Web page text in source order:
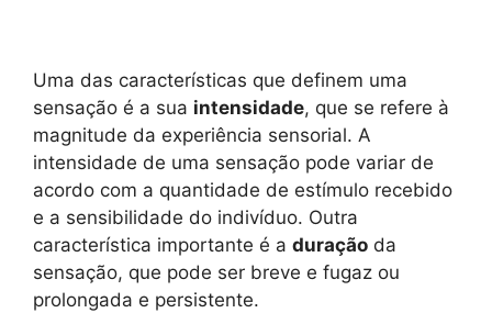
Uma das características que definem uma
sensação é a sua intensidade, que se refere à
magnitude da experiência sensorial. A
intensidade de uma sensação pode variar de
acordo com a quantidade de estímulo recebido
e a sensibilidade do indivíduo. Outra
característica importante é a duração da
sensação, que pode ser breve e fugaz ou
prolongada e persistente.